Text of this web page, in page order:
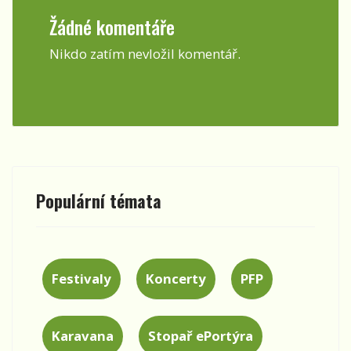
Žádné komentáře
Nikdo zatím nevložil komentář.
Populární témata
Festivaly Koncerty PFP
Karavana Stopař ePortýra